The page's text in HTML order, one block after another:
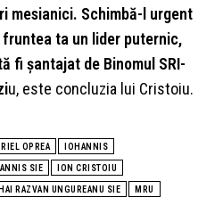
mesianici. Schimbă-l urgent
ta un lider puternic,
fi șantajat de Binomul SRI-
u, este concluzia lui Cristoiu.
OPREA IOHANNIS
SIE ION CRISTOIU
RAZVAN UNGUREANU SIE MRU